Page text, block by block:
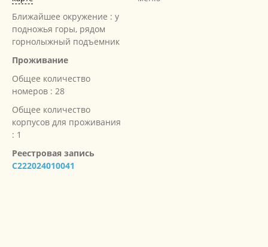
Ближайшее окружение : у
подножья горы, рядом
горнолыжный подъемник
Проживание
Общее количество
номеров : 28
Общее количество
корпусов для проживания
: 1
Реестровая запись
С222024010041